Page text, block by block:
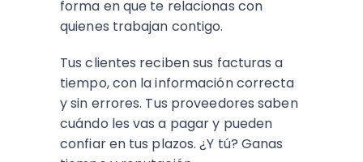
forma en que te relacionas con
quienes trabajan contigo.
Tus clientes reciben sus facturas a
tiempo, con la información correcta
y sin errores. Tus proveedores saben
cuándo les vas a pagar y pueden
confiar en tus plazos. ¿Y tú? Ganas